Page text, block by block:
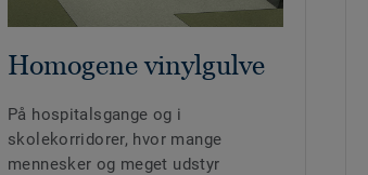
Homogene vinylgulve
På hospitalsgange og i
skolekorridorer, hvor mange
mennesker og meget udstyr